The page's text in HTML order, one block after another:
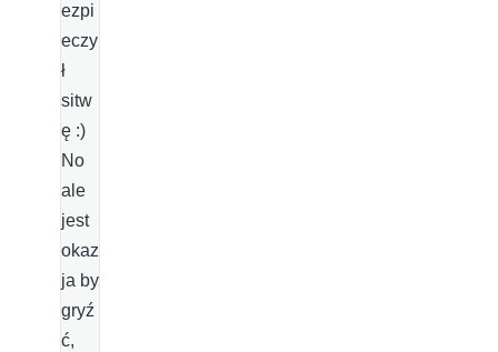
ezpi
eczy
ł
sitw
ę :)
No
ale
jest
okaz
ja by
gryź
ć,